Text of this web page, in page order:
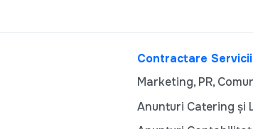
Contractare
Marketing, PR,
Anunturi Catering și